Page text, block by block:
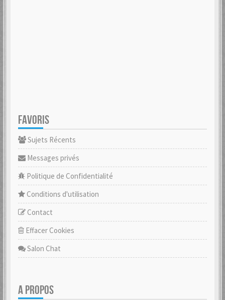
FAVORIS
Sujets Récents
Messages privés
Politique de Confidentialité
Conditions d'utilisation
Contact
Effacer Cookies
Salon Chat
A PROPOS